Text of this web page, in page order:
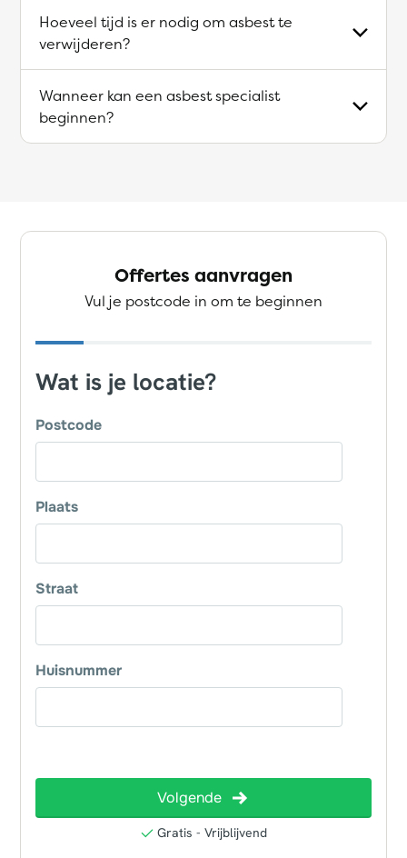
Hoeveel tijd is er nodig om asbest te
verwijderen?
Wanneer kan een asbest specialist
beginnen?
Offertes aanvragen
Vul je postcode in om te beginnen